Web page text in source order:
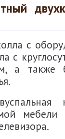
с
с
а также